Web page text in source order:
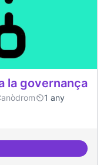
la governança
1 any
vinculadas a la